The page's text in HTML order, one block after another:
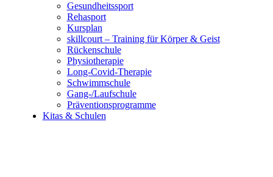
Gesundheitssport
Rehasport
Kursplan
skillcourt – Training für Körper & Geist
Rückenschule
Physiotherapie
Long-Covid-Therapie
Schwimmschule
Gang-/Laufschule
Präventionsprogramme
Kitas & Schulen